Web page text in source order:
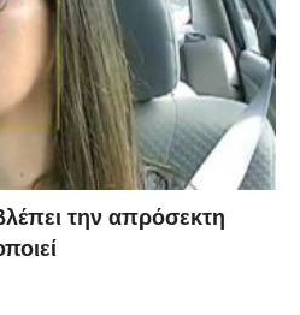
την απρόσεκτη